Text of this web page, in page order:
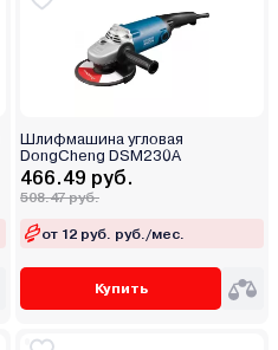
Шлифмашина угловая
DongCheng DSM230A
466.49 руб.
508.47 руб.
от 12 руб. руб./мес.
Купить